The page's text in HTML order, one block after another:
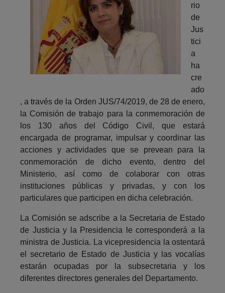
rio
de
Jus
tici
a
ha
cre
ado
, a través de la Orden JUS/74/2019, de 28 de enero,
la Comisión de trabajo para la conmemoración de
los 130 años del Código Civil, que estará
encargada de programar, impulsar y coordinar las
acciones y actividades que se prevean para la
conmemoración de dicho evento, dentro del
Ministerio, así como de colaborar con otras
instituciones públicas y privadas, y con los
particulares que participen en dicha celebración.
La Comisión se adscribe a la Secretaria de Estado
de Justicia y la Presidencia le corresponderá a la
ministra de Justicia. La vicepresidencia la ostentará
el secretario de Estado de Justicia y las vocalías
estarán ocupadas por la subsecretaria y los
diferentes directores generales del Departamento.